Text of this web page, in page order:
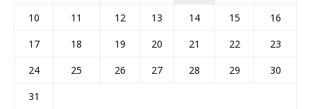
10
11 12 13 14 15
16
17
18 19 20 21 22
23
24
25 26 27 28 29
30
31